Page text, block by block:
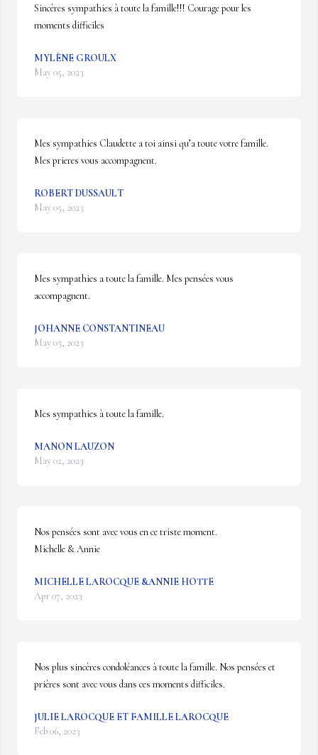
Sincères sympathies à toute la famille!!! Courage pour les
moments difficiles
MYLÈNE GROULX
May 05, 2023
Mes sympathies Claudette a toi ainsi qu’a toute votre famille.
Mes prieres vous accompagnent.
ROBERT DUSSAULT
May 05, 2023
Mes sympathies a toute la famille. Mes pensées vous
accompagnent.
JOHANNE CONSTANTINEAU
May 03, 2023
Mes sympathies à toute la famille.
MANON LAUZON
May 02, 2023
Nos pensées sont avec vous en ce triste moment.
Michelle & Annie
MICHELLE LAROCQUE &ANNIE HOTTE
Apr 07, 2023
Nos plus sincères condoléances à toute la famille. Nos pensées et
prières sont avec vous dans ces moments difficiles.
JULIE LAROCQUE ET FAMILLE LAROCQUE
Feb 06, 2023